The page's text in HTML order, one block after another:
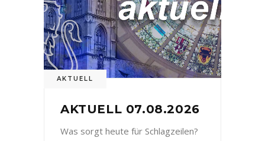
AKTUELL
AKTUELL 07.08.2026
Was sorgt heute für Schlagzeilen?